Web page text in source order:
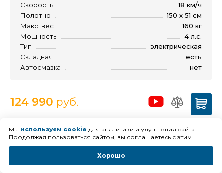
Скорость
18 км/ч
Полотно
150 х 51 см
Макс. вес
160 кг
Мощность
4 л.с.
Тип
электрическая
Складная
есть
Автосмазка
нет
124 990 руб.
Беговая дорожка Бионик
Мы используем cookie для аналитики и улучшения сайта.
Продолжая пользоваться сайтом, вы соглашаетесь с этим.
Хорошо